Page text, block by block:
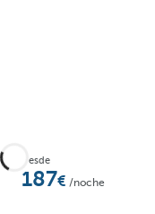
Desde
187 /noche